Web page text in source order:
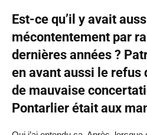
Est-ce qu’il y avait
mécontentement par
dernières années ?
en avant aussi le refus
de mauvaise
Pontarlier était aux